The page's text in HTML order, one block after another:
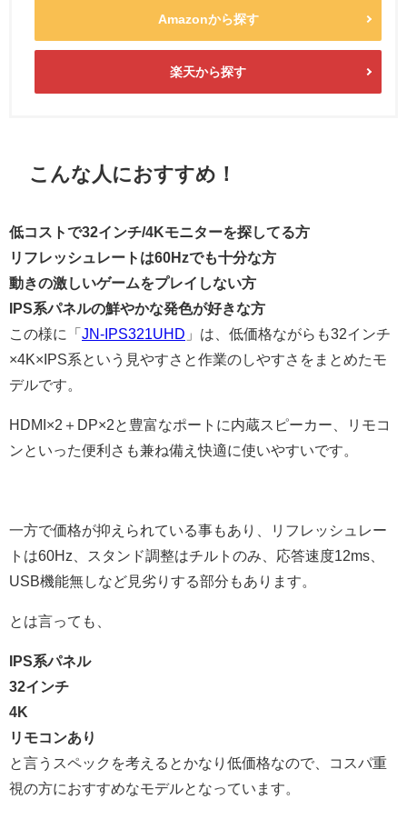
Amazonから探す
楽天から探す
こんな人におすすめ！
低コストで32インチ/4Kモニターを探してる方
リフレッシュレートは60Hzでも十分な方
動きの激しいゲームをプレイしない方
IPS系パネルの鮮やかな発色が好きな方
この様に「 JN-IPS321UHD 」は、低価格ながらも32インチ
×4K×IPS系という見やすさと作業のしやすさをまとめたモ
デルです。
HDMI×2＋DP×2と豊富なポートに内蔵スピーカー、リモコ
ンといった便利さも兼ね備え快適に使いやすいです。
一方で価格が抑えられている事もあり、リフレッシュレー
トは60Hz、スタンド調整はチルトのみ、応答速度12ms、
USB機能無しなど見劣りする部分もあります。
とは言っても、
IPS系パネル
32インチ
4K
リモコンあり
と言うスペックを考えるとかなり低価格なので、コスパ重
視の方におすすめなモデルとなっています。